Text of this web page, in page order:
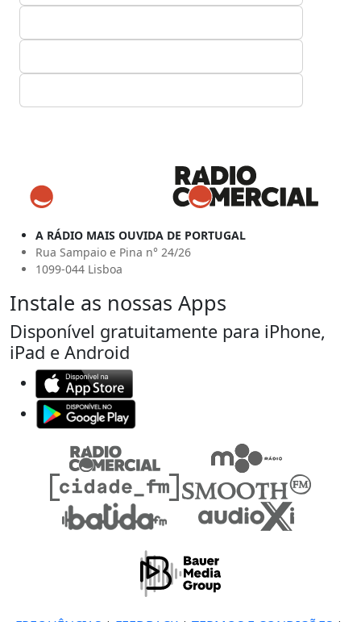
A RÁDIO MAIS OUVIDA DE PORTUGAL
Rua Sampaio e Pina n° 24/26
1099-044 Lisboa
Instale as nossas Apps
Disponível gratuitamente para iPhone,
iPad e Android